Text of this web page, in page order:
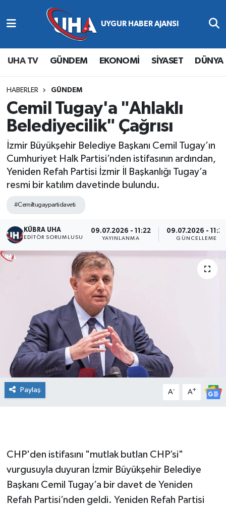
UHA TV GÜNDEM EKONOMİ SİYASET DÜNYA
HABERLER GÜNDEM
Cemil Tugay'a "Ahlaklı
Belediyecilik" Çağrısı
İzmir Büyükşehir Belediye Başkanı Cemil Tugay’ın
Cumhuriyet Halk Partisi’nden istifasının ardından,
Yeniden Refah Partisi İzmir İl Başkanlığı Tugay’a
resmi bir katılım davetinde bulundu.
#Cemiltugaypartidaveti
KÜBRA UHA
EDİTÖR SORUMLUSU
09.07.2026 - 11:22
YAYINLANMA
09.07.2026 -
GÜNCELLEME
Paylaş A- A+
CHP'den istifasını "mutlak butlan CHP’si"
vurgusuyla duyuran İzmir Büyükşehir Belediye
Başkanı Cemil Tugay’a bir davet de Yeniden
Refah Partisi’nden geldi. Yeniden Refah Partisi
Abone Ol
Gündem
Ekonomi
Magazin
Siyaset
Spor
Nöbetçi Eczaneler
Hava Durumu
Namaz Vakitleri
Trafik Durumu
Süper Lig Puan Durumu ve Fikstür
Tüm Manşetler